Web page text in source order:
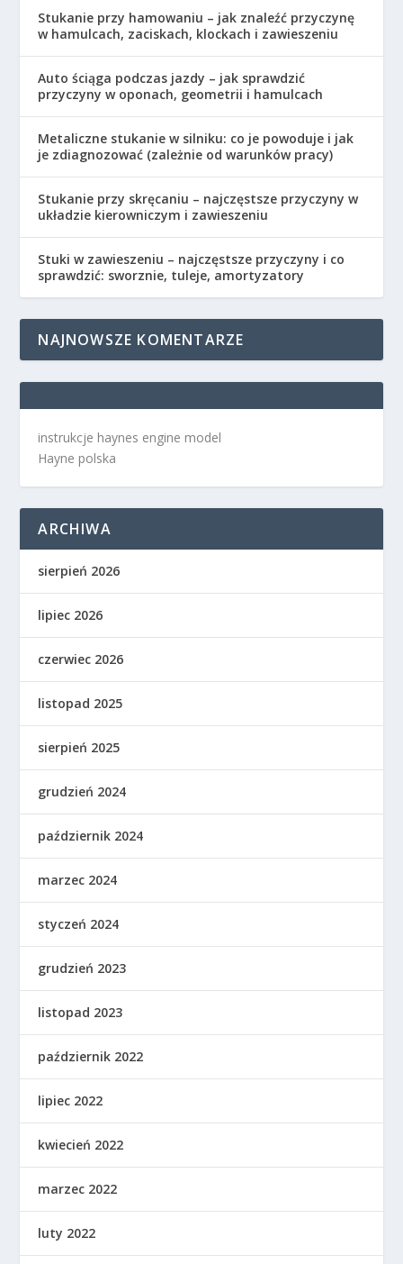
Stukanie przy hamowaniu – jak znaleźć przyczynę
w hamulcach, zaciskach, klockach i zawieszeniu
Auto ściąga podczas jazdy – jak sprawdzić
przyczyny w oponach, geometrii i hamulcach
Metaliczne stukanie w silniku: co je powoduje i jak
je zdiagnozować (zależnie od warunków pracy)
Stukanie przy skręcaniu – najczęstsze przyczyny w
układzie kierowniczym i zawieszeniu
Stuki w zawieszeniu – najczęstsze przyczyny i co
sprawdzić: sworznie, tuleje, amortyzatory
NAJNOWSZE KOMENTARZE
instrukcje haynes engine model
Hayne polska
ARCHIWA
sierpień 2026
lipiec 2026
czerwiec 2026
listopad 2025
sierpień 2025
grudzień 2024
październik 2024
marzec 2024
styczeń 2024
grudzień 2023
listopad 2023
październik 2022
lipiec 2022
kwiecień 2022
marzec 2022
luty 2022